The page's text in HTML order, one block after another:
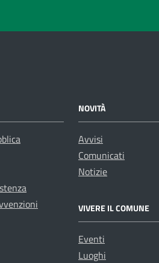
NOVITÀ
Avvisi
Comunicati
Notizie
VIVERE IL COMUNE
Eventi
Luoghi